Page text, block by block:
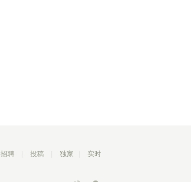
招聘 投稿 独家 实时